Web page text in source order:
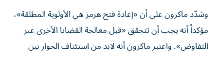
وشدّد ماكرون على أن «إعادة فتح هرمز هي الأولوية المطلقة»،
مؤكداً أنه يجب أن تتحقق «قبل معالجة القضايا الأخرى عبر
التفاوض». واعتبر ماكرون أنه لابد من استئناف الحوار بين